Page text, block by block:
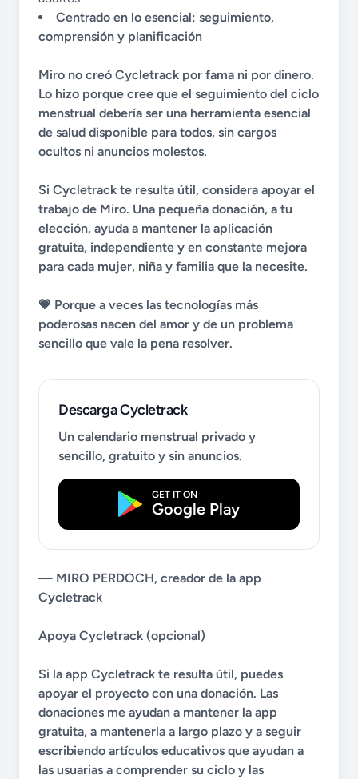
Centrado en lo esencial: seguimiento,
comprensión y planificación
Miro no creó Cycletrack por fama ni por dinero.
Lo hizo porque cree que el seguimiento del ciclo
menstrual debería ser una herramienta esencial
de salud disponible para todos, sin cargos
ocultos ni anuncios molestos.
Si Cycletrack te resulta útil, considera apoyar el
trabajo de Miro. Una pequeña donación, a tu
elección, ayuda a mantener la aplicación
gratuita, independiente y en constante mejora
para cada mujer, niña y familia que la necesite.
💗 Porque a veces las tecnologías más
poderosas nacen del amor y de un problema
sencillo que vale la pena resolver.
Descarga Cycletrack
Un calendario menstrual privado y
sencillo, gratuito y sin anuncios.
GET IT ON
Google Play
— MIRO PERDOCH, creador de la app
Cycletrack
Apoya Cycletrack (opcional)
Si la app Cycletrack te resulta útil, puedes
apoyar el proyecto con una donación. Las
donaciones me ayudan a mantener la app
gratuita, a mantenerla a largo plazo y a seguir
escribiendo artículos educativos que ayudan a
las usuarias a comprender su ciclo y las